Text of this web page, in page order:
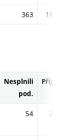
363 1877
Nesplnili
pod.
Přijati
54 263